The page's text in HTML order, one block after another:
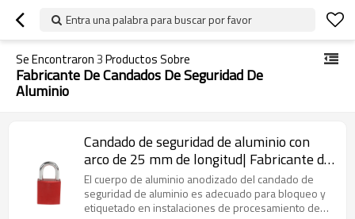
Entra una palabra para buscar por favor
Se Encontraron3Productos Sobre
Fabricante De Candados De Seguridad De
Aluminio
Candado de seguridad de aluminio con
arco de 25 mm de longitud| Fabricante de
candados de seguridad de aluminio de
China | Fabricación de cerraduras Lita
El cuerpo de aluminio anodizado del candado de
seguridad de aluminio es adecuado para bloqueo y
etiquetado en instalaciones de procesamiento de